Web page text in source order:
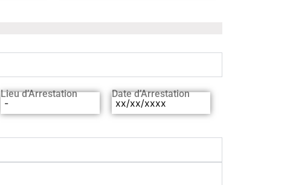
Lieu d’Arrestation
-
Date d’Arrestation
xx/xx/xxxx